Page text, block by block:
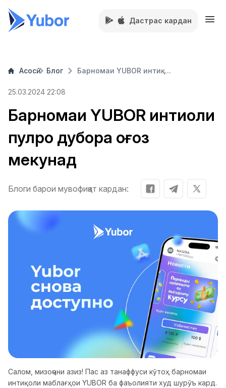
Дастрас кардан
Асосӣ Блог Барномаи YUBOR интиқ...
25.03.2024 22:08
Барномаи YUBOR интиқоли
пулро дубора оғоз
мекунад
Блоги барои мувофиқат кардан:
Салом, мизоҷони азиз! Пас аз танаффуси кӯтоҳ барномаи
интиқоли маблағҳои YUBOR ба фаъолияти худ шурӯъ кард.